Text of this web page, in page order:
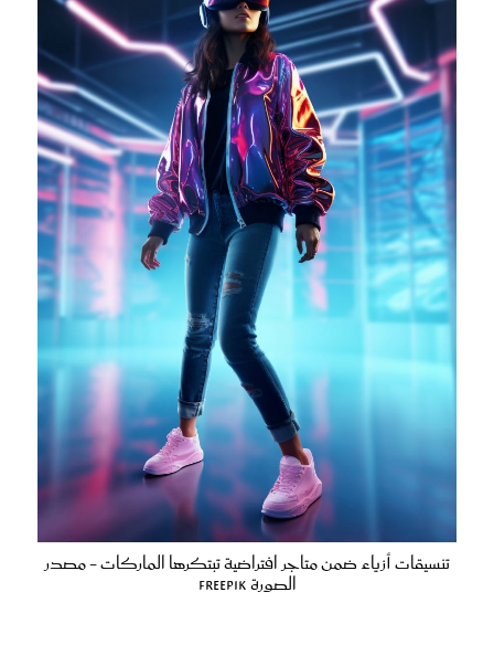
تنسيقات أزياء ضمن متاجر افتراضية تبتكرها الماركات - مصدر
الصورة Freepik